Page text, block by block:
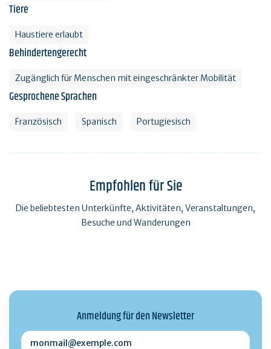
Tiere
Haustiere erlaubt
Behindertengerecht
Zugänglich für Menschen mit eingeschränkter Mobilität
Gesprochene Sprachen
Französisch Spanisch Portugiesisch
Empfohlen für Sie
Die beliebtesten Unterkünfte, Aktivitäten, Veranstaltungen,
Besuche und Wanderungen
Anmeldung für den Newsletter
monmail@exemple.com